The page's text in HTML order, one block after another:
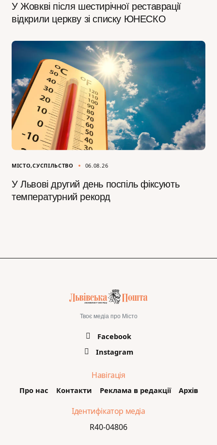
У Жовкві після шестирічної реставрації
відкрили церкву зі списку ЮНЕСКО
МІСТО СУСПІЛЬСТВО 06.08.26
У Львові другий день поспіль фіксують
температурний рекорд
Твоє медіа про Місто
Facebook
Instagram
Навігація
Про нас Контакти Реклама в редакції Архів
Ідентифікатор медіа
R40-04806